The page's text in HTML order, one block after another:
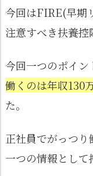
今回はFIRE(早期
注意すべき扶養控
今回一つのポイン
働くのは年収130
た。
正社員でがっつり
一つの情報として